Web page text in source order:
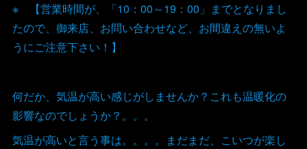
※ 【営業時間が、「10：00～19：00」までとなりまし
たので、御来店、お問い合わせなど、お間違えの無いよ
うにご注意下さい！】
何だか、気温が高い感じがしませんか？これも温暖化の
影響なのでしょうか？。。。
気温が高いと言う事は。。。。まだまだ、こいつが楽し